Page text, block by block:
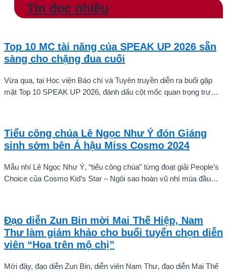
Tin đọc nhiều
Top 10 MC tài năng của SPEAK UP 2026 sẵn
sàng cho chặng đua cuối
Vừa qua, tại Học viện Báo chí và Tuyên truyền diễn ra buổi gặp
mặt Top 10 SPEAK UP 2026, đánh dấu cột mốc quan trọng trước
Tiểu công chúa Lê Ngọc Như Ý đón Giáng
sinh sớm bên Á hậu Miss Cosmo 2024
Mẫu nhí Lê Ngọc Như Ý, “tiểu công chúa” từng đoạt giải People’s
Choice của Cosmo Kid’s Star – Ngôi sao hoàn vũ nhí mùa đầu
Đạo diễn Zun Bin mời Mai Thế Hiệp, Nam
Thư làm giám khảo cho buổi tuyển chọn diễn
viên “Hoa trên mộ chị”
Mới đây, đạo diễn Zun Bin, diễn viên Nam Thư, đạo diễn Mai Thế